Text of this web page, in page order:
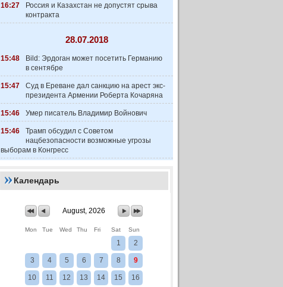
16:27
Россия и Казахстан не допустят срыва
контракта
28.07.2018
15:48
Bild: Эрдоган может посетить Германию
в сентябре
15:47
Суд в Ереване дал санкцию на арест экс-
президента Армении Роберта Кочаряна
15:46 Умер писатель Владимир Войнович
15:46
Трамп обсудил с Советом
нацбезопасности возможные угрозы
выборам в Конгресс
Календарь
August, 2026
Mon Tue Wed Thu Fri Sat Sun
1 2
3 4 5 6 7 8 9
10 11 12 13 14 15 16